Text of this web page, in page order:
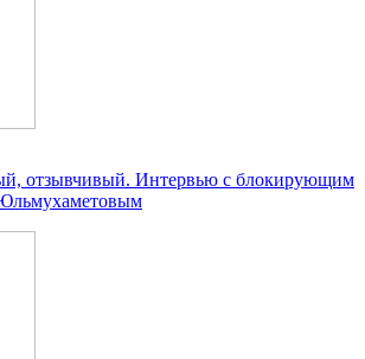
отзывчивый. Интервью с блокирующим